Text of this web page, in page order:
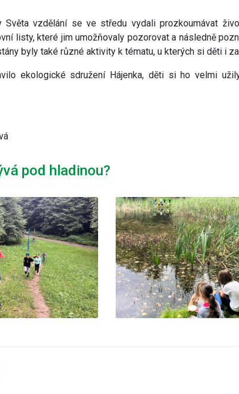
Světa vzdělání se ve středu vydali prozkoumávat
listy, které jim umožňovaly pozorovat a následně
byly také různé aktivity k tématu, u kterých si děti i
ekologické sdružení Hájenka, děti si ho velmi
pod hladinou?